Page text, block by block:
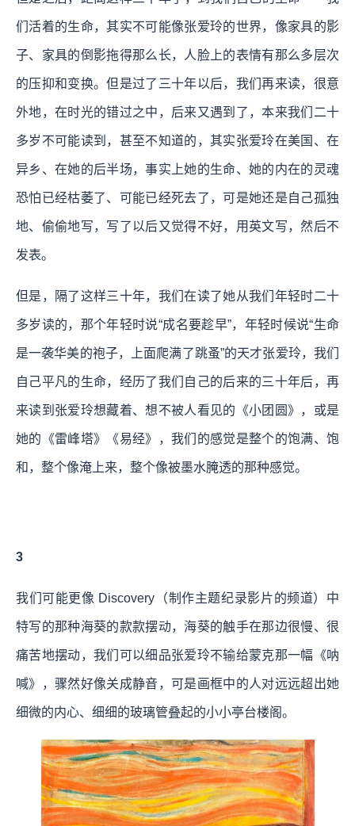
们活着的生命，其实不可能像张爱玲的世界，像家具的影
子、家具的倒影拖得那么长，人脸上的表情有那么多层次
的压抑和变换。但是过了三十年以后，我们再来读，很意
外地，在时光的错过之中，后来又遇到了，本来我们二十
多岁不可能读到，甚至不知道的，其实张爱玲在美国、在
异乡、在她的后半场，事实上她的生命、她的内在的灵魂
恐怕已经枯萎了、可能已经死去了，可是她还是自己孤独
地、偷偷地写，写了以后又觉得不好，用英文写，然后不
发表。
但是，隔了这样三十年，我们在读了她从我们年轻时二十
多岁读的，那个年轻时说“成名要趁早”，年轻时候说“生命
是一袭华美的袍子，上面爬满了跳蚤”的天才张爱玲，我们
自己平凡的生命，经历了我们自己的后来的三十年后，再
来读到张爱玲想藏着、想不被人看见的《小团圆》，或是
她的《雷峰塔》《易经》，我们的感觉是整个的饱满、饱
和，整个像淹上来，整个像被墨水腌透的那种感觉。
3
我们可能更像 Discovery（制作主题纪录影片的频道）中
特写的那种海葵的款款摆动，海葵的触手在那边很慢、很
痛苦地摆动，我们可以细品张爱玲不输给蒙克那一幅《呐
喊》，骤然好像关成静音，可是画框中的人对远远超出她
细微的内心、细细的玻璃管叠起的小小亭台楼阁。